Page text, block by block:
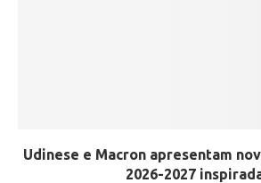
Udinese e Macron apresentam
2026-2027